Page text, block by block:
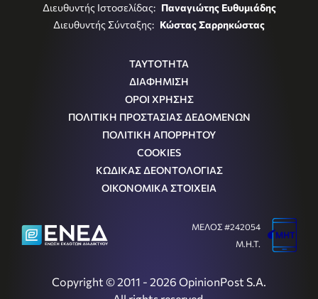
Διευθυντής Ιστοσελίδας: Παναγιώτης Ευθυμιάδης
Διευθυντής Σύνταξης: Κώστας Σαρρηκώστας
ΤΑΥΤΟΤΗΤΑ
ΔΙΑΦΗΜΙΣΗ
ΟΡΟΙ ΧΡΗΣΗΣ
ΠΟΛΙΤΙΚΗ ΠΡΟΣΤΑΣΙΑΣ ΔΕΔΟΜΕΝΩΝ
ΠΟΛΙΤΙΚΗ ΑΠΟΡΡΗΤΟΥ
COOKIES
ΚΩΔΙΚΑΣ ΔΕΟΝΤΟΛΟΓΙΑΣ
ΟΙΚΟΝΟΜΙΚΑ ΣΤΟΙΧΕΙΑ
Copyright © 2011 - 2026 OpinionPost S.A.
ΜΕΛΟΣ #242054
Μ.Η.Τ.